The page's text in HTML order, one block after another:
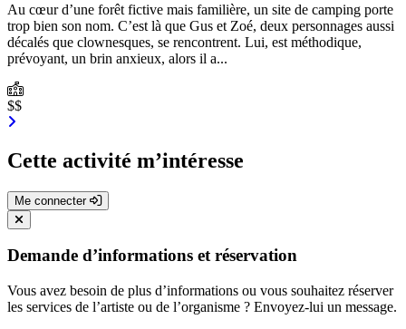
Au cœur d’une forêt fictive mais familière, un site de camping porte
trop bien son nom. C’est là que Gus et Zoé, deux personnages aussi
décalés que clownesques, se rencontrent. Lui, est méthodique,
prévoyant, un brin anxieux, alors il a...
$$
Cette activité m’intéresse
Me connecter
Demande d’informations et réservation
Vous avez besoin de plus d’informations ou vous souhaitez réserver
les services de l’artiste ou de l’organisme ? Envoyez-lui un message.